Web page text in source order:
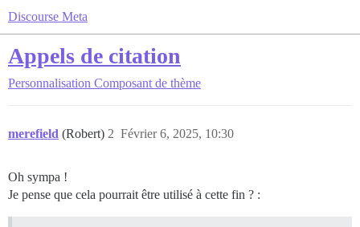
Discourse Meta
Appels de citation
Personnalisation Composant de thème
merefield (Robert) Février 6, 2025, 10:30
2
Oh sympa !
Je pense que cela pourrait être utilisé à cette fin ? :